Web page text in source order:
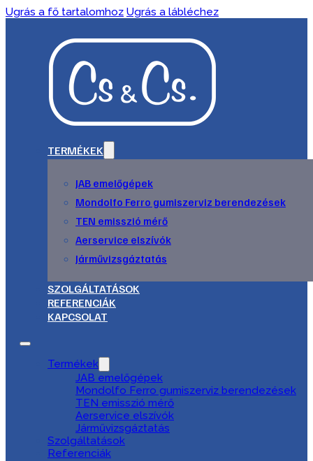
Ugrás a fő tartalomhoz Ugrás a lábléchez
TERMÉKEK
JAB emelőgépek
Mondolfo Ferro gumiszerviz berendezések
TEN emisszió mérő
Aerservice elszívók
Járművizsgáztatás
SZOLGÁLTATÁSOK
REFERENCIÁK
KAPCSOLAT
Termékek
JAB emelőgépek
Mondolfo Ferro gumiszerviz berendezések
TEN emisszió mérő
Aerservice elszívók
Járművizsgáztatás
Szolgáltatások
Referenciák